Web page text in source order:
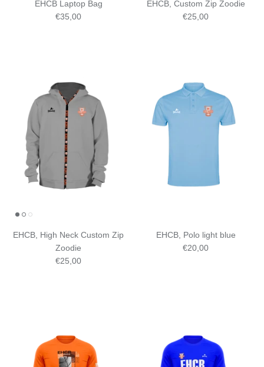
EHCB Laptop Bag
€35,00
EHCB, Custom Zip Zoodie
€25,00
EHCB, High Neck Custom Zip
Zoodie
€25,00
EHCB, Polo light blue
€20,00